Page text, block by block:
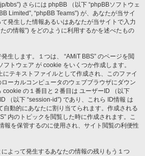
bbs”) さらには phpBB （以下 “phpBBソフトウェ
Limited”, “phpBB Teams”) が、あなたが当サイ
発生した情報あるいはあなたが当サイトで入力
の情報”) をどのように利用するかを述べたもの
生します。１つは、 “AMiT BBS” のページを閲
トウェア が cookie をいくつか作成します。
テキストファイルとして作成され、このファイ
ーカルコンピュータのウェブブラウザにダウン
cookie の１番目と２番目は ユーザーID （以下
（以下 “session-id”) であり、これら ID情報 は
自動的にあなたに割り当てられます。作成される
内のトピックを閲覧した時に作成されます。こ
報を保管するのに使用され、サイト閲覧の利便性
よって発生するあなたの情報の残りもう１つ